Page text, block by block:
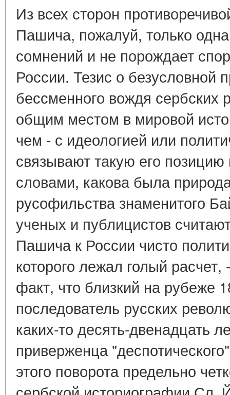
Из всех сторон
Пашича, пожалуй, только
сомнений и не порождает
России. Тезис о безусловной
бессменного вождя сербских
общим местом в мировой
чем - с идеологией или
связывают такую его
словами, какова была
русофильства знаменитого
ученых и публицистов
Пашича к России чисто
которого лежал голый расчет,
факт, что близкий на рубеже
последователь русских
каких-то десять-двенадцать
приверженца
этого поворота предельно